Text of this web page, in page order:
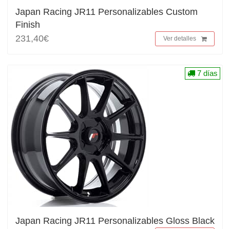
Japan Racing JR11 Personalizables Custom
Finish
231,40€
Ver detalles
Japan Racing JR11 Personalizables Gloss Black
7 días